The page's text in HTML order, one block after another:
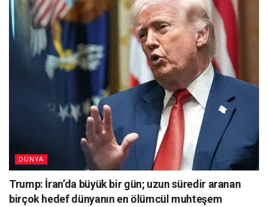
DÜNYA
Trump: İran’da büyük bir gün; uzun süredir aranan
birçok hedef dünyanın en ölümcül muhteşem